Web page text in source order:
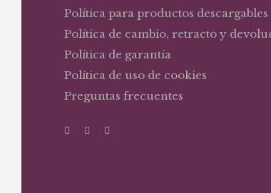
Política para productos descargables
Política de cambio, retracto y
Política de garantía
Política de uso de cookies
Preguntas frecuentes